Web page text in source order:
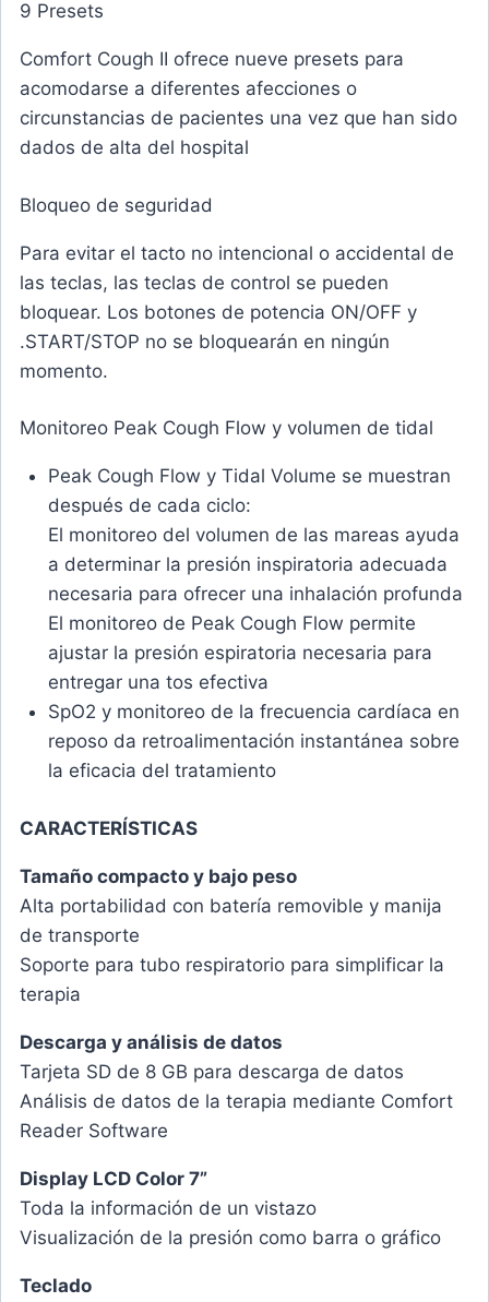
9 Presets
Comfort Cough II ofrece nueve presets para
acomodarse a diferentes afecciones o
circunstancias de pacientes una vez que han sido
dados de alta del hospital
Bloqueo de seguridad
Para evitar el tacto no intencional o accidental de
las teclas, las teclas de control se pueden
bloquear. Los botones de potencia ON/OFF y
.START/STOP no se bloquearán en ningún
momento.
Monitoreo Peak Cough Flow y volumen de tidal
Peak Cough Flow y Tidal Volume se muestran
después de cada ciclo:
El monitoreo del volumen de las mareas ayuda
a determinar la presión inspiratoria adecuada
necesaria para ofrecer una inhalación profunda
El monitoreo de Peak Cough Flow permite
ajustar la presión espiratoria necesaria para
entregar una tos efectiva
SpO2 y monitoreo de la frecuencia cardíaca en
reposo da retroalimentación instantánea sobre
la eficacia del tratamiento
CARACTERÍSTICAS
Tamaño compacto y bajo peso
Alta portabilidad con batería removible y manija
de transporte
Soporte para tubo respiratorio para simplificar la
terapia
Descarga y análisis de datos
Tarjeta SD de 8 GB para descarga de datos
Análisis de datos de la terapia mediante Comfort
Reader Software
Display LCD Color 7”
Toda la información de un vistazo
Visualización de la presión como barra o gráfico
Teclado